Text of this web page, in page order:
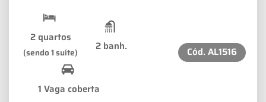
2 quartos
(sendo 1 suíte) 2 banh.
1 Vaga coberta
Cód. AL1516